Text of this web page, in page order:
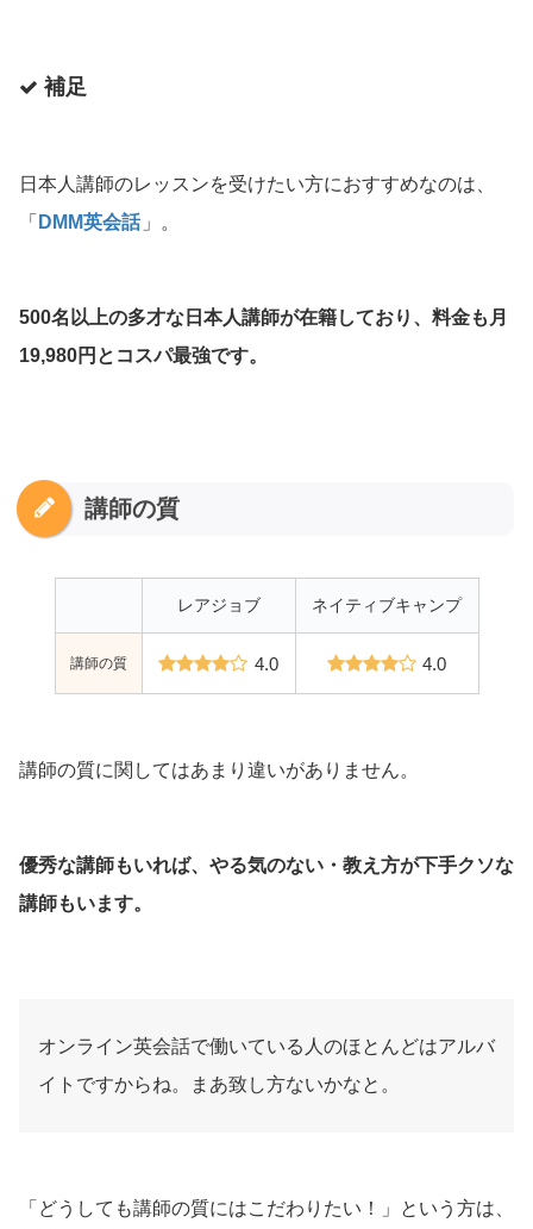
補足
日本人講師のレッスンを受けたい方におすすめなのは、
「 DMM英会話 」。
500名以上の多才な日本人講師が在籍しており、料金も月
19,980円とコスパ最強です。
講師の質
レアジョブ ネイティブキャンプ
講師の質 4.0 4.0
講師の質に関してはあまり違いがありません。
優秀な講師もいれば、やる気のない・教え方が下手クソな
講師もいます。
オンライン英会話で働いている人のほとんどはアルバ
イトですからね。まあ致し方ないかなと。
「どうしても講師の質にはこだわりたい！」という方は、